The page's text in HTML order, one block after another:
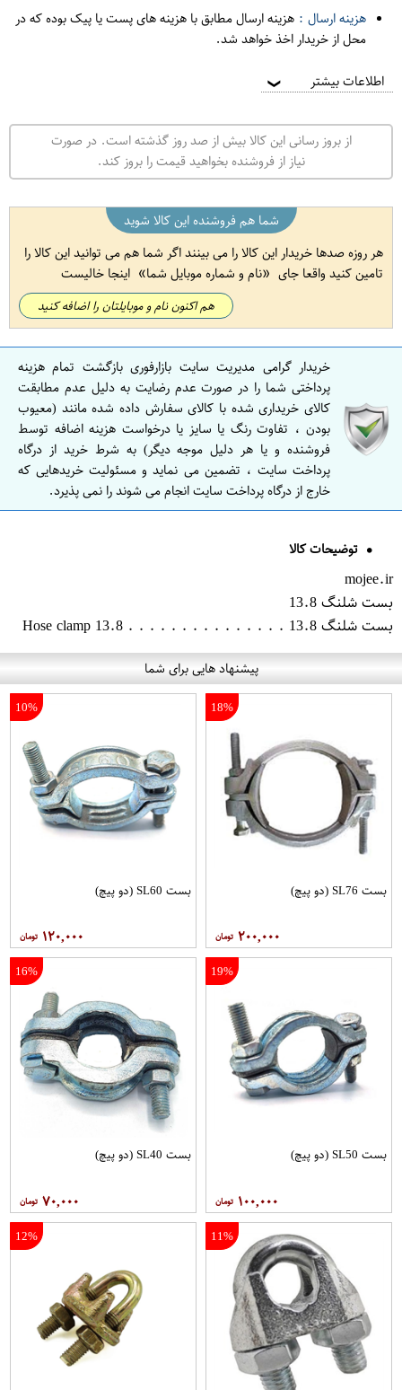
هزینه ارسال : هزینه ارسال مطابق با هزینه های پست یا پیک بوده که در
محل از خریدار اخذ خواهد شد.
اطلاعات بیشتر ❯
از بروز رسانی این کالا بیش از صد روز گذشته است. در صورت
نیاز از فروشنده بخواهید قیمت را بروز کند.
شما هم فروشنده این کالا شوید
هر روزه صدها خریدار این کالا را می بینند اگر شما هم می توانید این کالا را
تامین کنید واقعا جای
نام و شماره موبایل شما اینجا خالیست
هم اکنون نام و موبایلتان را اضافه کنید
خریدار گرامی مدیریت سایت بازارفوری بازگشت تمام هزینه
پرداختی شما را در صورت عدم رضایت به دلیل عدم مطابقت
کالای خریداری شده با کالای سفارش داده شده مانند (معیوب
بودن ، تفاوت رنگ یا سایز یا درخواست هزینه اضافه توسط
فروشنده و یا هر دلیل موجه دیگر) به شرط خرید از درگاه
پرداخت سایت ، تضمین می نماید و مسئولیت خریدهایی که
خارج از درگاه پرداخت سایت انجام می شوند را نمی پذیرد.
توضیحات کالا
mojee.ir
بست شلنگ 13.8
بست شلنگ 13.8 . . . . . . . . . . . . . . . Hose clamp 13.8
پیشنهاد هایی برای شما
18%
بست SL76 (دو پیچ)
۲۰۰,۰۰۰
10%
بست SL60 (دو پیچ)
۱۲۰,۰۰۰
19%
بست SL50 (دو پیچ)
۱۰۰,۰۰۰
16%
بست SL40 (دو پیچ)
۷۰,۰۰۰
11%
12%